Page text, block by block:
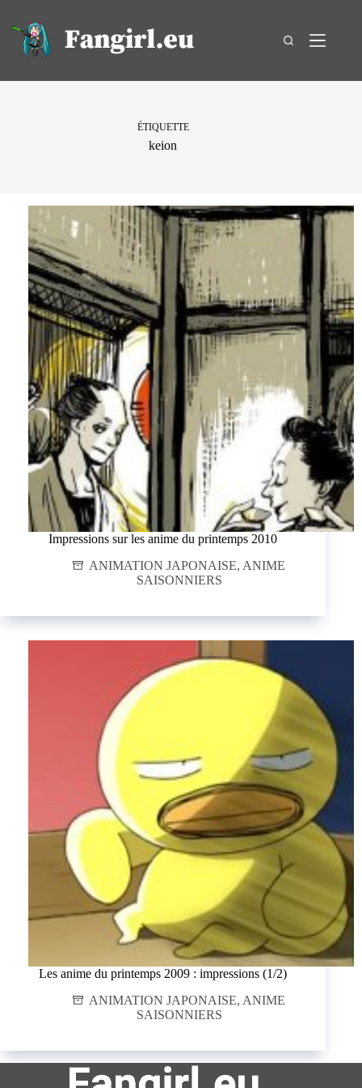
contenu
ÉTIQUETTE
keion
Impressions sur les anime du printemps 2010
ANIMATION JAPONAISE, ANIME
SAISONNIERS
Les anime du printemps 2009 : impressions (1/2)
ANIMATION JAPONAISE, ANIME
SAISONNIERS